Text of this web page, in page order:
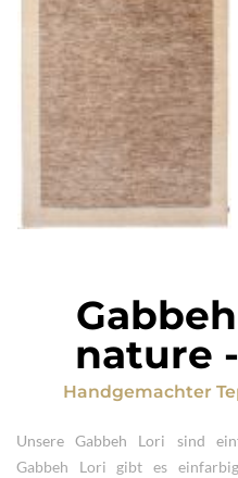
nature -
Handgemachter
Unsere Gabbeh Lori sind
Gabbeh Lori gibt es